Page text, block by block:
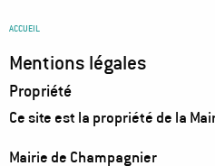
You
here
ACCUEIL
Mentions légales
Propriété
Ce site est la propriété de la
Mairie de Champagnier